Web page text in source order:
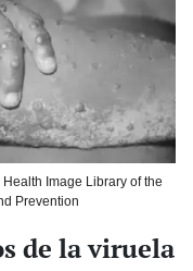
Image Library of the
Prevention
de la viruela